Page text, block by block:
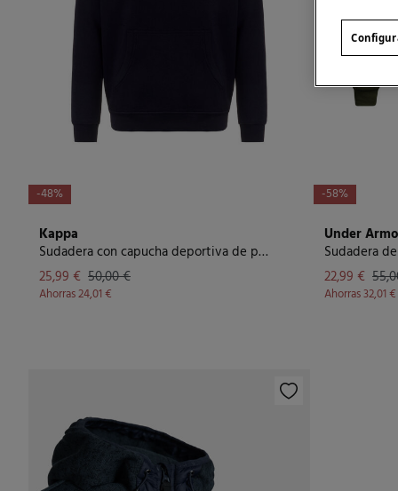
-48%
Kappa
Sudadera con capucha deportiva de polar para hombre
25,99 € 50,00 €
Ahorras24,01 €
-58%
Under
Sudadera
22,99 €
Ahorras32,01 €